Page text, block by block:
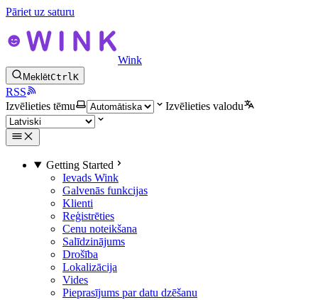
Pāriet uz saturu
Wink
MeklētCtrlK
RSS
Izvēlieties tēmu
Izvēlieties valodu
Getting Started
Ievads Wink
Galvenās funkcijas
Klienti
Reģistrēties
Cenu noteikšana
Salīdzinājums
Drošība
Lokalizācija
Vides
Pieprasījums par datu dzēšanu